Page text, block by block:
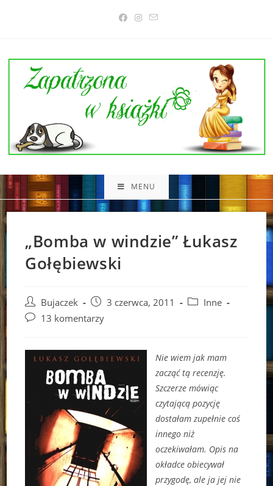
MENU
„Bomba w windzie” Łukasz
Gołębiewski
Post
author:
Bujaczek
Post
published:
3 czerwca, 2011
PostInne
Post13 komentarzy
Nie wiem jak mam
zacząć tą recenzję.
Szczerze mówiąc
czytającą pozycję
dostałam zupełnie coś
innego niż
oczekiwałam. Opis na
okładce obiecywał
przygodę, ale ja jej nie